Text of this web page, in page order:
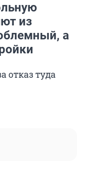
из
а
отказ туда